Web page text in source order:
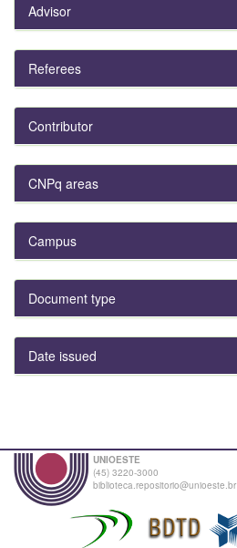
Advisor
Referees
Contributor
CNPq areas
Campus
Document type
Date issued
UNIOESTE
(45) 3220-3000
biblioteca.repositorio@unioeste.br